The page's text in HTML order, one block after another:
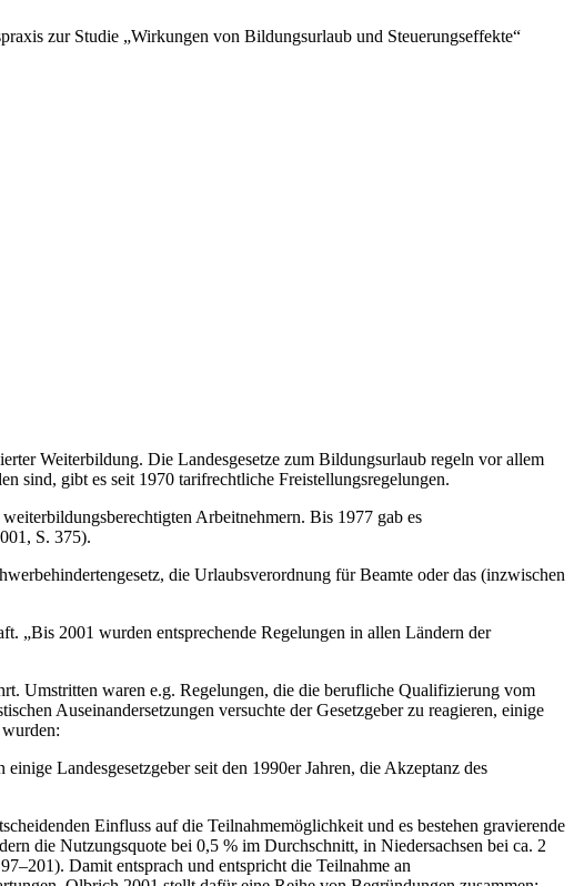
zur Studie „Wirkungen von Bildungsurlaub und Steuerungseffekte“
Weiterbildung. Die Landesgesetze zum Bildungsurlaub regeln vor allem
sind, gibt es seit 1970 tarifrechtliche Freistellungsregelungen.
Arbeitnehmern. Bis 1977 gab es
S. 375).
die Urlaubsverordnung für Beamte oder das (inzwischen
„Bis 2001 wurden entsprechende Regelungen in allen Ländern der
Umstritten waren e.g. Regelungen, die die berufliche Qualifizierung vom
Auseinandersetzungen versuchte der Gesetzgeber zu reagieren, einige
Landesgesetzgeber seit den 1990er Jahren, die Akzeptanz des
Einfluss auf die Teilnahmemöglichkeit und es bestehen gravierende
die Nutzungsquote bei 0,5 % im Durchschnitt, in Niedersachsen bei ca. 2
Damit entsprach und entspricht die Teilnahme an